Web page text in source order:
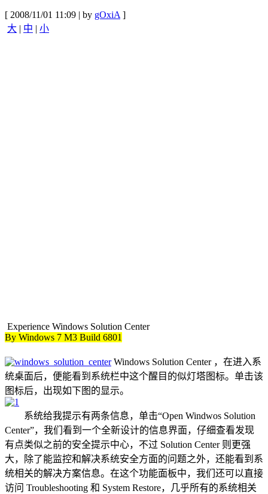
[ 2008/11/01 11:09 | by gOxiA]
大 | 中 | 小
Experience Windows Solution Center
By Windows 7 M3 Build 6801
Windows Solution Center ，在进入系
统桌面后，便能看到系统栏中这个醒目的似灯塔图标。单击该
图标后，出现如下图的显示。
系统给我提示有两条信息，单击“Open Windwos Solution
Center”，我们看到一个全新设计的信息界面，仔细查看发现
有点类似之前的安全提示中心，不过 Solution Center 则更强
大，除了能监控和解决系统安全方面的问题之外，还能看到系
统相关的解决方案信息。在这个功能面板中，我们还可以直接
访问 Troubleshooting 和 System Restore，几乎所有的系统相关